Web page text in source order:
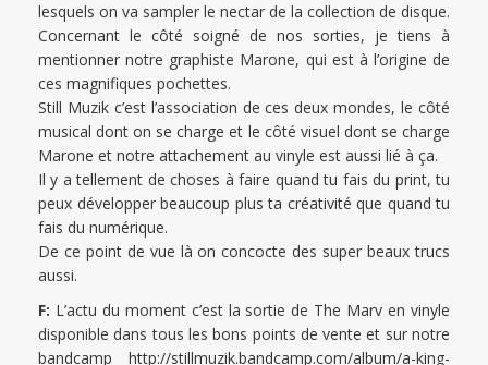
lesquels on va sampler le nectar de la collection de disque.
Concernant le côté soigné de nos sorties, je tiens à
mentionner notre graphiste Marone, qui est à l’origine de
ces magnifiques pochettes.
Still Muzik c’est l’association de ces deux mondes, le côté
musical dont on se charge et le côté visuel dont se charge
Marone et notre attachement au vinyle est aussi lié à ça.
Il y a tellement de choses à faire quand tu fais du print, tu
peux développer beaucoup plus ta créativité que quand tu
fais du numérique.
De ce point de vue là on concocte des super beaux trucs
aussi.
F: L’actu du moment c’est la sortie de The Marv en vinyle
disponible dans tous les bons points de vente et sur notre
bandcamp http://stillmuzik.bandcamp.com/album/a-king-